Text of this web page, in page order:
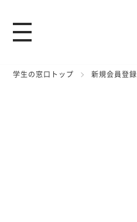
学生の窓口トップ 新規会員登録